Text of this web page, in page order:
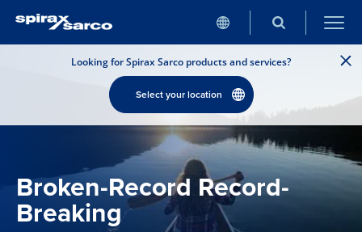
Looking for Spirax Sarco products and services?
Select your location
Broken-Record Record-
Breaking